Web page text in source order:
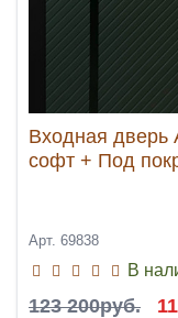
Входная дверь
софт + Под
Арт. 69838
В
123 200руб.